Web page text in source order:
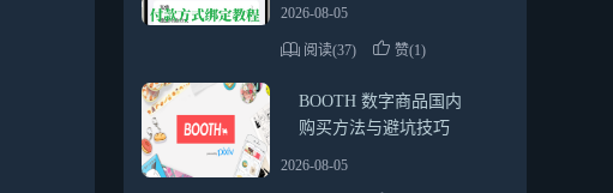
2026-08-05
阅读(37) 赞(1)
BOOTH 数字商品国内
购买方法与避坑技巧
2026-08-05